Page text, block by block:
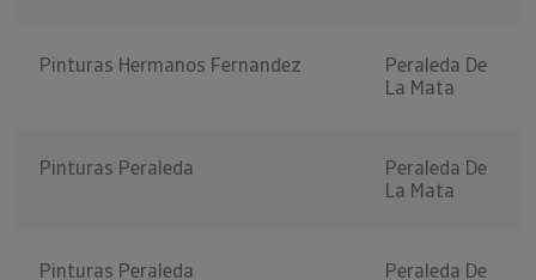
Pinturas Hermanos Fernandez
Peraleda De
La Mata
Pinturas Peraleda
Peraleda De
La Mata
Pinturas Peraleda Peraleda De